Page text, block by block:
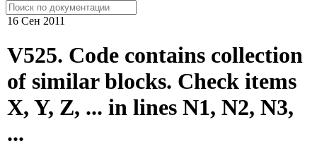
16 Сен 2011
V525. Code contains collection
of similar blocks. Check items
X, Y, Z, ... in lines N1, N2, N3,
...